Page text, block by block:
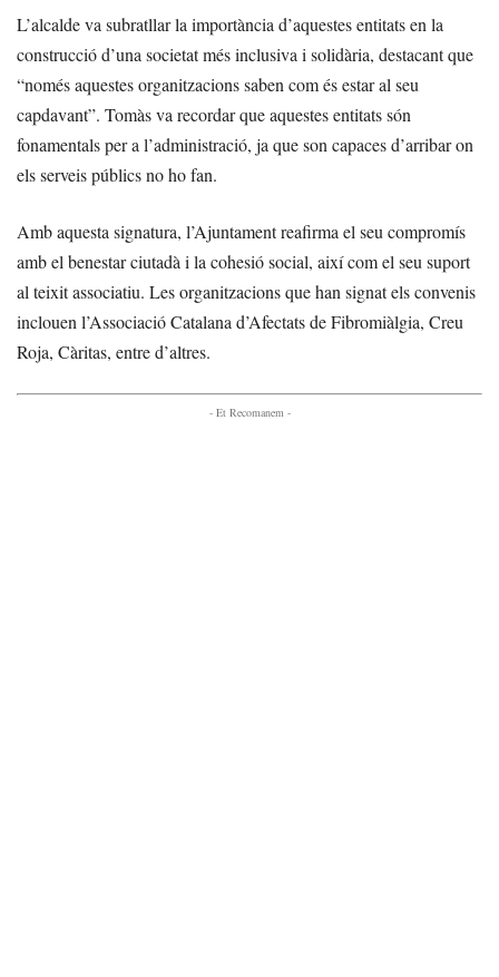
L’alcalde va subratllar la importància d’aquestes entitats en la
construcció d’una societat més inclusiva i solidària, destacant que
“només aquestes organitzacions saben com és estar al seu
capdavant”. Tomàs va recordar que aquestes entitats són
fonamentals per a l’administració, ja que son capaces d’arribar on
els serveis públics no ho fan.
Amb aquesta signatura, l’Ajuntament reafirma el seu compromís
amb el benestar ciutadà i la cohesió social, així com el seu suport
al teixit associatiu. Les organitzacions que han signat els convenis
inclouen l’Associació Catalana d’Afectats de Fibromiàlgia, Creu
Roja, Càritas, entre d’altres.
- Et Recomanem -